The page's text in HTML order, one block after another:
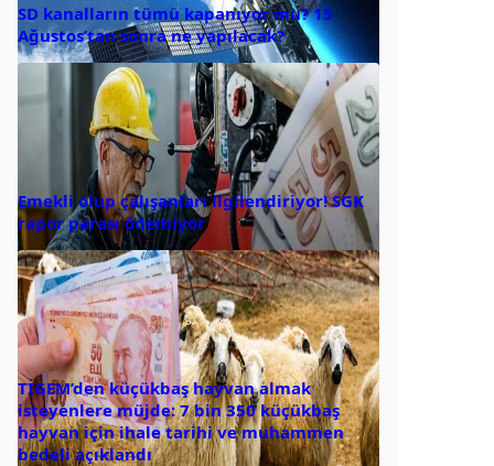
SD kanalların tümü kapanıyor mu? 15
Ağustos’tan sonra ne yapılacak?
Emekli olup çalışanları ilgilendiriyor! SGK
rapor parası ödemiyor
TİGEM’den küçükbaş hayvan almak
isteyenlere müjde: 7 bin 350 küçükbaş
hayvan için ihale tarihi ve muhammen
bedeli açıklandı